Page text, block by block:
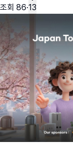
조회 86·13